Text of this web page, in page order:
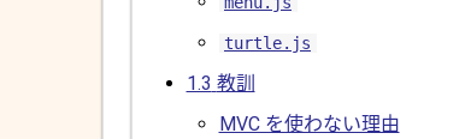
turtle.js
1.3 教訓
MVC を使わない理由